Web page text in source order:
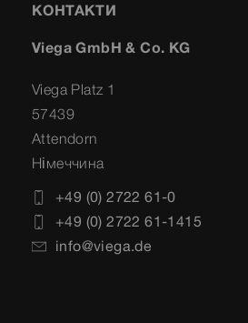
КОНТАКТИ
Viega GmbH & Co. KG
Viega Platz 1
57439
Attendorn
Німеччина
+49 (0) 2722 61-0
+49 (0) 2722 61-1415
info@viega.de